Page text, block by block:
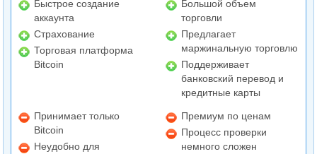
Быстрое создание
аккаунта
Страхование
Торговая платформа
Bitcoin
Большой объем
торговли
Предлагает
маржинальную торговлю
Поддерживает
банковский перевод и
кредитные карты
Принимает только
Bitcoin
Неудобно для
Премиум по ценам
Процесс проверки
немного сложен